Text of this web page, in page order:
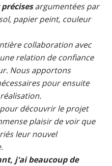
argumentées par
papier peint, couleur
collaboration avec
relation de confiance
Nous apportons
pour ensuite
découvrir le projet
plaisir de voir que
leur nouvel
j'ai beaucoup de